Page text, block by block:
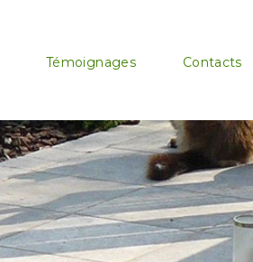
Témoignages Contacts